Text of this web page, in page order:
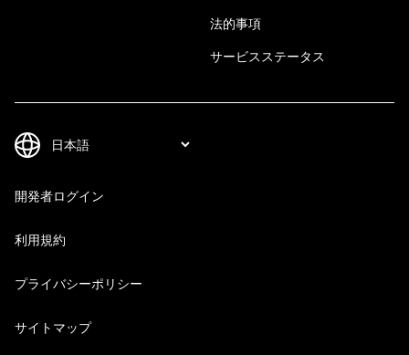
法的事項
サービスステータス
開発者ログイン
利用規約
プライバシーポリシー
サイトマップ